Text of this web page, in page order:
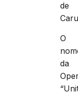
de
O
da